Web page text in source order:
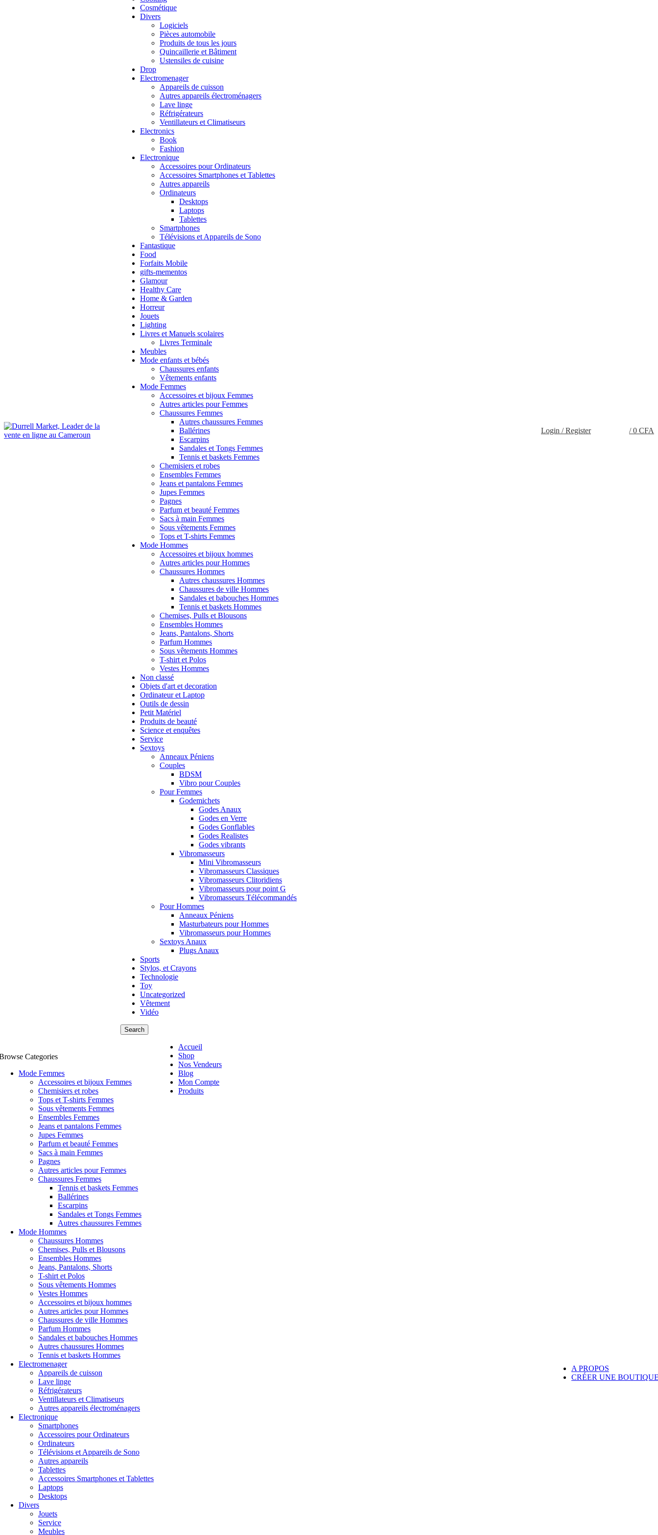
Cosmétique
Divers
Logiciels
Pièces automobile
Produits de tous les jours
Quincaillerie et Bâtiment
Ustensiles de cuisine
Drop
Electromenager
Appareils de cuisson
Autres appareils électroménagers
Lave linge
Réfrigérateurs
Ventillateurs et Climatiseurs
Electronics
Book
Fashion
Electronique
Accessoires pour Ordinateurs
Accessoires Smartphones et Tablettes
Autres appareils
Ordinateurs
Desktops
Laptops
Tablettes
Smartphones
Télévisions et Appareils de Sono
Fantastique
Food
Forfaits Mobile
gifts-mementos
Glamour
Healthy Care
Home & Garden
Horreur
Jouets
Lighting
Livres et Manuels scolaires
Livres Terminale
Meubles
Mode enfants et bébés
Chaussures enfants
Vêtements enfants
Mode Femmes
Accessoires et bijoux Femmes
Autres articles pour Femmes
Chaussures Femmes
Autres chaussures Femmes
Ballérines
Escarpins
Sandales et Tongs Femmes
Tennis et baskets Femmes
Chemisiers et robes
Ensembles Femmes
Jeans et pantalons Femmes
Jupes Femmes
Pagnes
Parfum et beauté Femmes
Sacs à main Femmes
Sous vêtements Femmes
Tops et T-shirts Femmes
Mode Hommes
Accessoires et bijoux hommes
Autres articles pour Hommes
Chaussures Hommes
Autres chaussures Hommes
Chaussures de ville Hommes
Sandales et babouches Hommes
Tennis et baskets Hommes
Chemises, Pulls et Blousons
Ensembles Hommes
Jeans, Pantalons, Shorts
Parfum Hommes
Sous vêtements Hommes
T-shirt et Polos
Vestes Hommes
Non classé
Objets d'art et decoration
Ordinateur et Laptop
Outils de dessin
Petit Matériel
Produits de beauté
Science et enquêtes
Service
Sextoys
Anneaux Péniens
Couples
BDSM
Vibro pour Couples
Pour Femmes
Godemichets
Godes Anaux
Godes en Verre
Godes Gonflables
Godes Realistes
Godes vibrants
Vibromasseurs
Mini Vibromasseurs
Vibromasseurs Classiques
Vibromasseurs Clitoridiens
Vibromasseurs pour point G
Vibromasseurs Télécommandés
Pour Hommes
Anneaux Péniens
Masturbateurs pour Hommes
Vibromasseurs pour Hommes
Sextoys Anaux
Plugs Anaux
Sports
Stylos, et Crayons
Technologie
Toy
Uncategorized
Vêtement
Vidéo
Search
Login / Register / 0 CFA
Categories
Mode Femmes
Accessoires et bijoux Femmes
Chemisiers et robes
Tops et T-shirts Femmes
Sous vêtements Femmes
Ensembles Femmes
Jeans et pantalons Femmes
Jupes Femmes
Parfum et beauté Femmes
Sacs à main Femmes
Pagnes
Autres articles pour Femmes
Chaussures Femmes
Tennis et baskets Femmes
Ballérines
Escarpins
Sandales et Tongs Femmes
Autres chaussures Femmes
Mode Hommes
Chaussures Hommes
Chemises, Pulls et Blousons
Ensembles Hommes
Jeans, Pantalons, Shorts
T-shirt et Polos
Sous vêtements Hommes
Vestes Hommes
Accessoires et bijoux hommes
Autres articles pour Hommes
Chaussures de ville Hommes
Parfum Hommes
Sandales et babouches Hommes
Autres chaussures Hommes
Tennis et baskets Hommes
Electromenager
Appareils de cuisson
Lave linge
Réfrigérateurs
Ventillateurs et Climatiseurs
Autres appareils électroménagers
Electronique
Smartphones
Accessoires pour Ordinateurs
Ordinateurs
Télévisions et Appareils de Sono
Autres appareils
Tablettes
Accessoires Smartphones et Tablettes
Laptops
Desktops
Divers
Jouets
Service
Meubles
Accueil
Shop
Nos Vendeurs
Blog
Mon Compte
Produits
A PROPOS
CRÉER UNE